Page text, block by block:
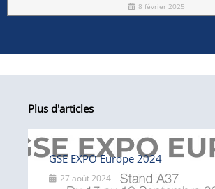
8 février 2025
Plus d'articles
GSE EXPO Europe 2024
27 août 2024